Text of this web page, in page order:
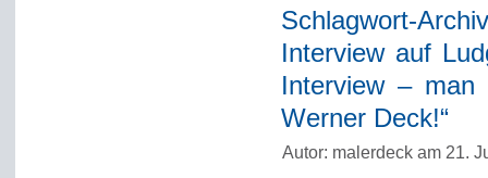
Schlagwort-
Interview auf
Interview – man
Werner Deck!“
Autor: malerdeck am 21.